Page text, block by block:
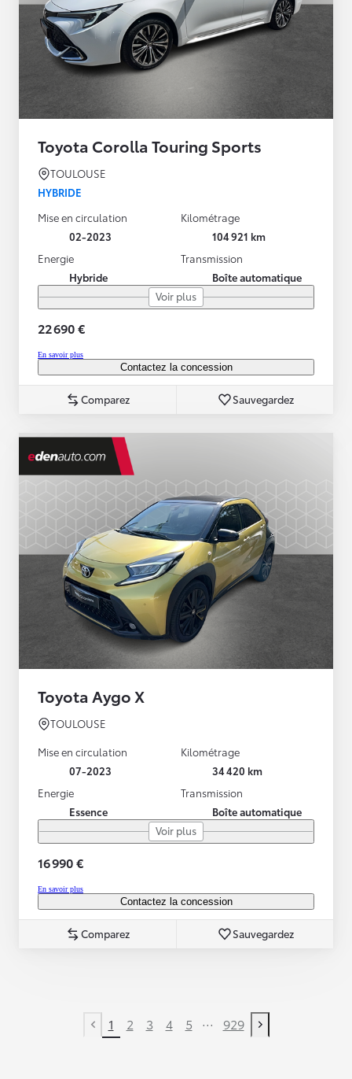
Toyota Corolla Touring Sports
TOULOUSE
HYBRIDE
Mise en circulation
02-2023
Kilométrage
104 921 km
Energie
Hybride
Transmission
Boîte automatique
Voir plus
22 690 €
En savoir plus
Contactez la concession
Comparez Sauvegardez
Toyota Aygo X
TOULOUSE
Mise en circulation
07-2023
Kilométrage
34 420 km
Energie
Essence
Transmission
Boîte automatique
Voir plus
16 990 €
En savoir plus
Contactez la concession
Comparez Sauvegardez
Previous page
1 2 3 4 5 ... 929
Next page